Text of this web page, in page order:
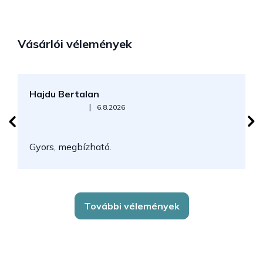
Vásárlói vélemények
Hajdu Bertalan
Az áruház értékelése 5-ből 5 csillag.
| 6.8.2026
Gyors, megbízható.
További vélemények